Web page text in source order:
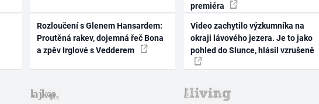
Rozloučení s Glenem Hansardem:
Proutěná rakev, dojemná řeč Bona
a zpěv Irglové s Vedderem
premiéra
Video zachytilo výzkumníka na
okraji lávového jezera. Je to jako
pohled do Slunce, hlásil vzrušeně